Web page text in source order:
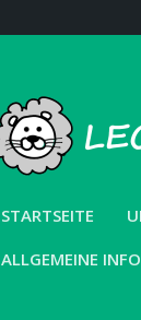
STARTSEITE
ALLGEMEINE